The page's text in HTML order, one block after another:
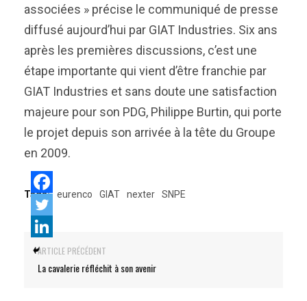
associées » précise le communiqué de presse
diffusé aujourd’hui par GIAT Industries. Six ans
après les premières discussions, c’est une
étape importante qui vient d’être franchie par
GIAT Industries et sans doute une satisfaction
majeure pour son PDG, Philippe Burtin, qui porte
le projet depuis son arrivée à la tête du Groupe
en 2009.
Tags: eurenco GIAT nexter SNPE
ARTICLE PRÉCÉDENT
La cavalerie réfléchit à son avenir